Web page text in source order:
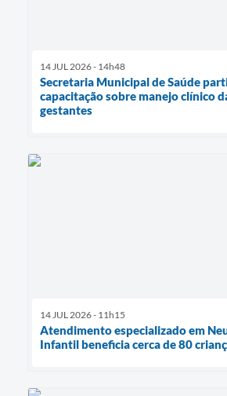
14 JUL 2026 - 14h48
Secretaria Municipal de Saúde
capacitação sobre manejo clínico
gestantes
14 JUL 2026 - 11h15
Atendimento especializado em
Infantil beneficia cerca de 80